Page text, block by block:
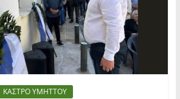
ΚΑΣΤΡΟ ΥΜΗΤΤΟΥ